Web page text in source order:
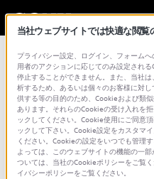
総合サポート・お
当社ウェブサイトでは快適な閲覧
プライバシー設定、ログイン、フォーム
用者のアクションに応じてのみ設定され
停止することができません。また、当社
析するため、あるいは個々のお客様に対
供する等の目的のため、Cookieおよび類
あります。それらのCookieの受け入れを
ックしてください。Cookie使用にご同意
ックして下さい。Cookie設定をカスタマ
ください。Cookieの設定をいつでも管理
よっては、このウェブサイトの機能の一
ついては、当社のCookieポリシーをご覧
イバシーポリシーをご覧ください。